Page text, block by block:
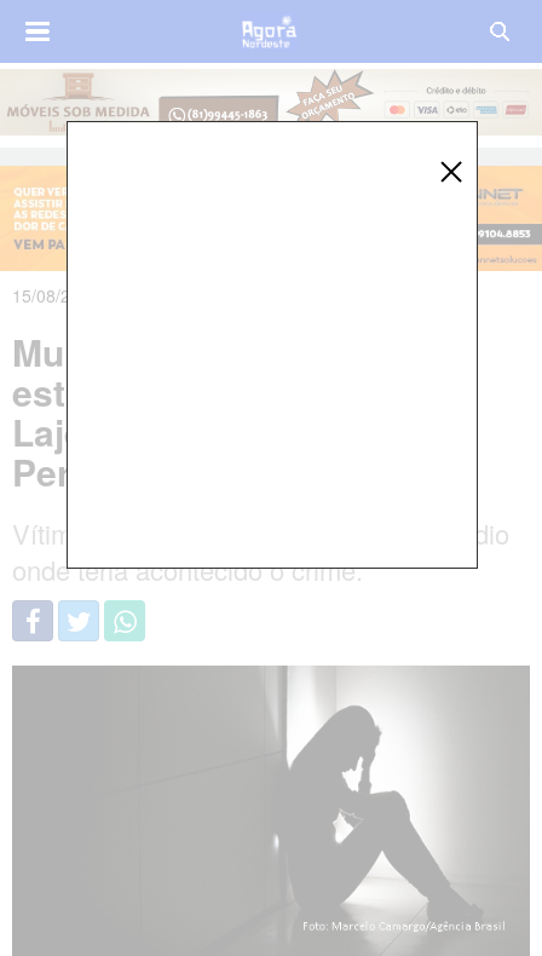
15/08/2023 às 07h46m
Mulher de 18 anos é
estuprada na cidade de
Lajedo, no Agreste de
Pernambuco
Vítima foi arrastada para um terreno baldio
onde teria acontecido o crime.